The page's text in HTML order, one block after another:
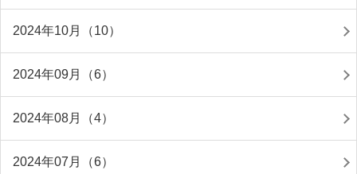
2024年10月（10）
2024年09月（6）
2024年08月（4）
2024年07月（6）